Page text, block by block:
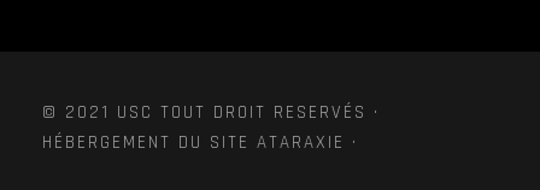
© 2021 USC TOUT DROIT RESERVÉS ·
HÉBERGEMENT DU SITE ATARAXIE ·